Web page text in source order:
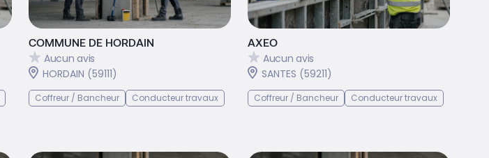
COMMUNE DE HORDAIN
Aucun avis
HORDAIN (59111)
Coffreur / Bancheur Conducteur travaux
AXEO
Aucun avis
SANTES (59211)
Coffreur / Bancheur Conducteur travaux